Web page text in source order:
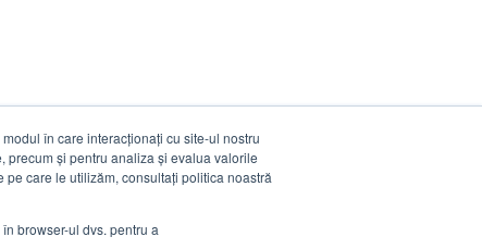
în care interacționați cu site-ul nostru
precum și pentru analiza și evalua valorile
care le utilizăm, consultați politica noastră
browser-ul dvs. pentru a